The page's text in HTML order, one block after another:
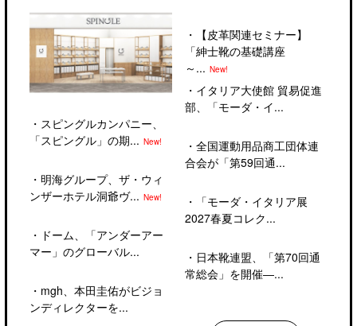
・ スピングルカンパニー、
「スピングル」の期... New!
・ 明海グループ、ザ・ウィ
ンザーホテル洞爺ヴ... New!
・ ドーム、「アンダーアー
マー」のグローバル...
・ mgh、本田圭佑がビジョ
ンディレクターを...
・
【皮革関連セミナー】
「紳士靴の基礎講座
～... New!
・ イタリア大使館 貿易促進
部、「モーダ・イ...
・ 全国運動用品商工団体連
合会が「第59回通...
・
「モーダ・イタリア展
2027春夏コレク...
・ 日本靴連盟、「第70回通
常総会」を開催―...